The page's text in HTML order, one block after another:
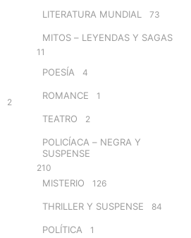
2
LITERATURA MUNDIAL 73
MITOS – LEYENDAS Y SAGAS
11
POESÍA 4
ROMANCE 1
TEATRO 2
POLICÍACA – NEGRA Y
SUSPENSE
210
MISTERIO 126
THRILLER Y SUSPENSE 84
POLÍTICA 1